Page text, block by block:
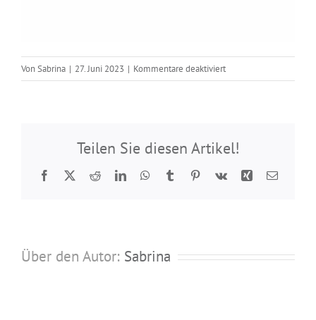
VonSabrina | 27. Juni 2023 | Kommentare deaktiviertfür
Nadel
Teilen Sie diesen Artikel!
Facebook
TwitterRedditLinkedInWhatsApp
TumblrPinterest
Vk Xing E-
Über den Autor: Sabrina